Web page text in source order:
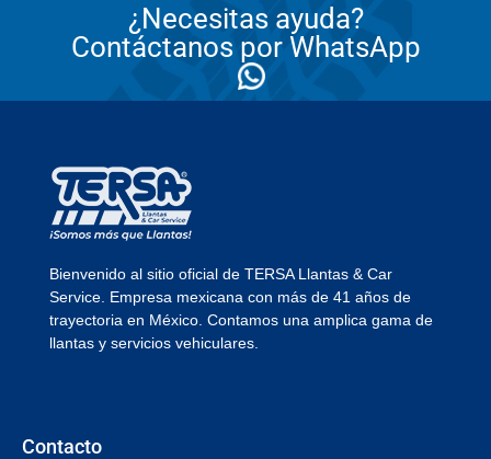
¿Necesitas ayuda?
Contáctanos por WhatsApp
Bienvenido al sitio oficial de TERSA Llantas & Car
Service. Empresa mexicana con más de 41 años de
trayectoria en México. Contamos una amplica gama de
llantas y servicios vehiculares.
Contacto